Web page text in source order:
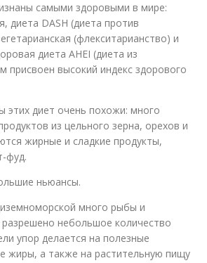
самыми здоровыми в мире:
диета DASH (диета против
(флекситарианство) и
диета AHEI (диета из
присвоен высокий индекс здорового
этих диет очень похожи: много
из цельного зерна, орехов и
жирные и сладкие продукты,
фуд.
ньюансы.
много рыбы и
небольшое количество
упор делается на полезные
жиры, а также на растительную пищу